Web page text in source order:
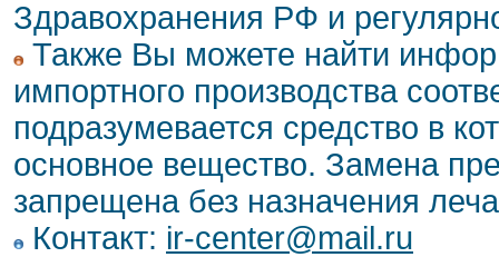
Здравохранения РФ и
Также Вы можете найти
импортного производства
подразумевается средство в
основное вещество. Замена
запрещена без назначения
Контакт: ir-center@mail.ru